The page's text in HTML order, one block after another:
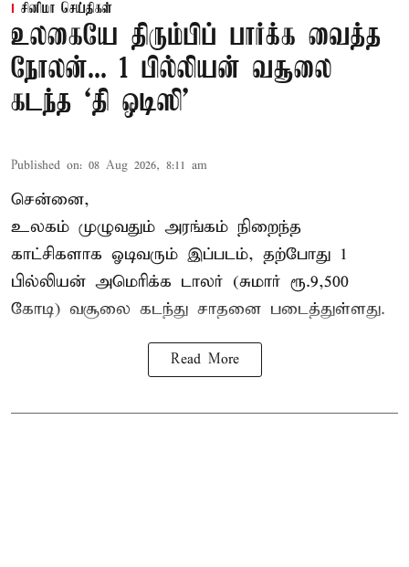
சினிமா செய்திகள்
உலகையே திரும்பிப் பார்க்க வைத்த
நோலன்... 1 பில்லியன் வசூலை
கடந்த ‘தி ஒடிஸி’
Published on: 08 Aug 2026, 8:11 am
சென்னை,
உலகம் முழுவதும் அரங்கம் நிறைந்த
காட்சிகளாக ஓடிவரும் இப்படம், தற்போது 1
பில்லியன் அமெரிக்க டாலர் (சுமார் ரூ.9,500
கோடி) வசூலை கடந்து சாதனை படைத்துள்ளது.
Read More